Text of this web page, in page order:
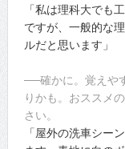
「私は理科大でも
ですが、一般的な
ルだと思います」
──確かに。覚えや
りかも。おススメ
さい。
「屋外の洗車シー